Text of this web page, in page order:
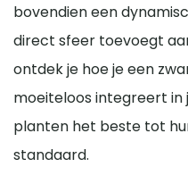
bovendien een
direct sfeer toevoegt
ontdek je hoe je een
moeiteloos integreert in
planten het beste tot
standaard.